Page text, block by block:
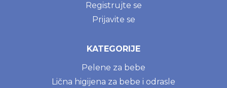
Registrujte se
Prijavite se
KATEGORIJE
Pelene za bebe
Lična higijena za bebe i odrasle